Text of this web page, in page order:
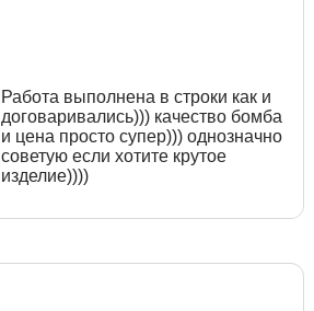
Работа выполнена в строки как и
договаривались))) качество бомба
и цена просто супер))) однозначно
советую если хотите крутое
изделие))))